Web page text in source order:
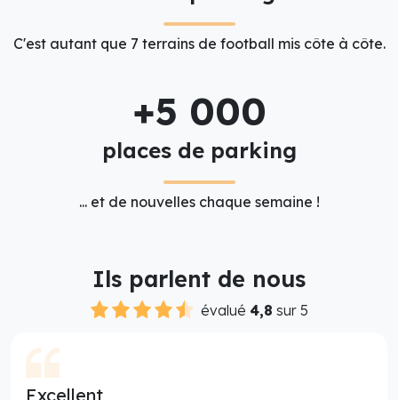
C'est autant que 7 terrains de football mis côte à côte.
+5 000
places de parking
... et de nouvelles chaque semaine !
Ils parlent de nous
évalué 4,8 sur 5
Excellent